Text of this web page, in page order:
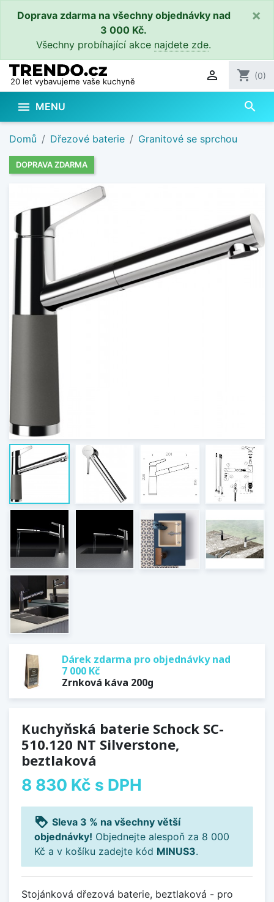
Doprava zdarma na všechny objednávky nad
3 000 Kč.
Všechny probíhající akce najdete zde.
×
20 let vybavujeme vaše kuchyně  shopping_cart (0)
 MENU search
Domů Dřezové baterie Granitové se sprchou
DOPRAVA ZDARMA
Dárek zdarma pro objednávky nad
7 000 Kč
Zrnková káva 200g
Kuchyňská baterie Schock SC-
510.120 NT Silverstone,
beztlaková
8 830 Kč s DPH
loyalty Sleva 3 % na všechny větší
objednávky! Objednejte alespoň za 8 000
Kč a v košíku zadejte kód MINUS3.
Stojánková dřezová baterie, beztlaková - pro